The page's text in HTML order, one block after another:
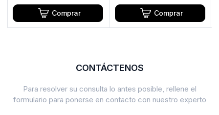
Comprar Comprar
CONTÁCTENOS
Para resolver su consulta lo antes posible, rellene el
formulario para ponerse en contacto con nuestro experto